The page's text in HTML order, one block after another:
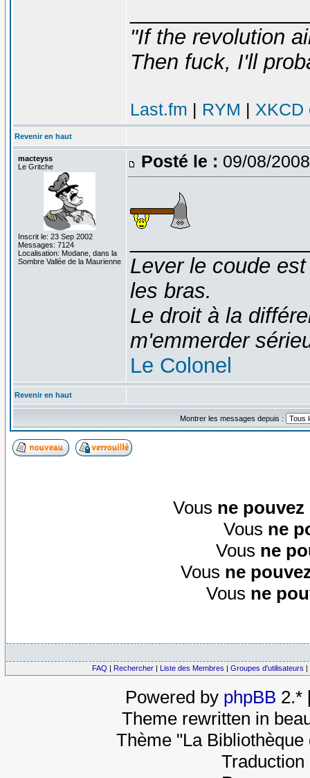
"If the revolution
Then fuck, I'll
Last.fm | RYM | XKCD
Revenir en haut
macteyss
Le Gritche
Inscrit le: 23 Sep 2002
Messages: 7124
Localisation: Modane, dans la
Sombre Vallée de la Maurienne
Posté le : 09/08/
Lever le coude
les bras.
Le droit à la
m'emmerder
Le Colonel
Revenir en haut
Montrer les messages depuis :
Vous ne pouvez
Vous ne
Vous ne
Vous ne
Vous ne
FAQ | Rechercher | Liste des Membres | Groupes d'utilisateurs |
Powered by phpBB 2.*
Theme rewritten in
Thème "La